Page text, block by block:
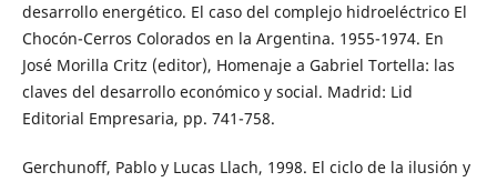
desarrollo energético. El caso del complejo hidroeléctrico El
Chocón-Cerros Colorados en la Argentina. 1955-1974. En
José Morilla Critz (editor), Homenaje a Gabriel Tortella: las
claves del desarrollo económico y social. Madrid: Lid
Editorial Empresaria, pp. 741-758.
Gerchunoff, Pablo y Lucas Llach, 1998. El ciclo de la ilusión y